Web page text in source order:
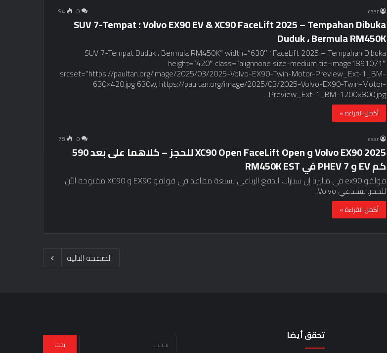
caar
0
94
Volvo EX90 EV & XC90 FaceLift 2025 – Tempahan Dibuka ؛ SUV 7-Tempat
Duduk ، Bermula RM450K
FaceLift 2025 – Tempahan Dibuka ؛ SUV 7-Tempat Duduk ، Bermula RM450K” width=”630″
height=”420″ class=”alignnone size-medium tie-image1891071″
srcset=”https://paultan.org/image/2025/03/2025-Volvo-EX90-Twin-Motor-Preview_Ext-1_BM-
630×420.jpg 630w, https://paultan.org/image/2025/03/2025-Volvo-EX90-Twin-Motor-
Preview_Ext-1_BM-1200×800.jpg…
أكمل القراءة »
caar
0
78
2025 Volvo EX90 و XC90 Open FaceLift Open للحجز – كلاهما على بعد 590
كم EV و PHEV 7 في RM450K EST
فولفو ex90 في ماليزيا إن سيارات الدفع الرباعي لسبعة مقاعد في فولفو EX90 و XC90 مفتوحة الآن
للحجز. تستدعي Volvo…
أكمل القراءة »
الصفحة التالية
تحقق أيضا البحث